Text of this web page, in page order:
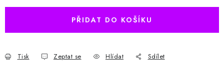
PŘIDAT DO KOŠÍKU
Tisk Zeptat se Hlídat Sdílet